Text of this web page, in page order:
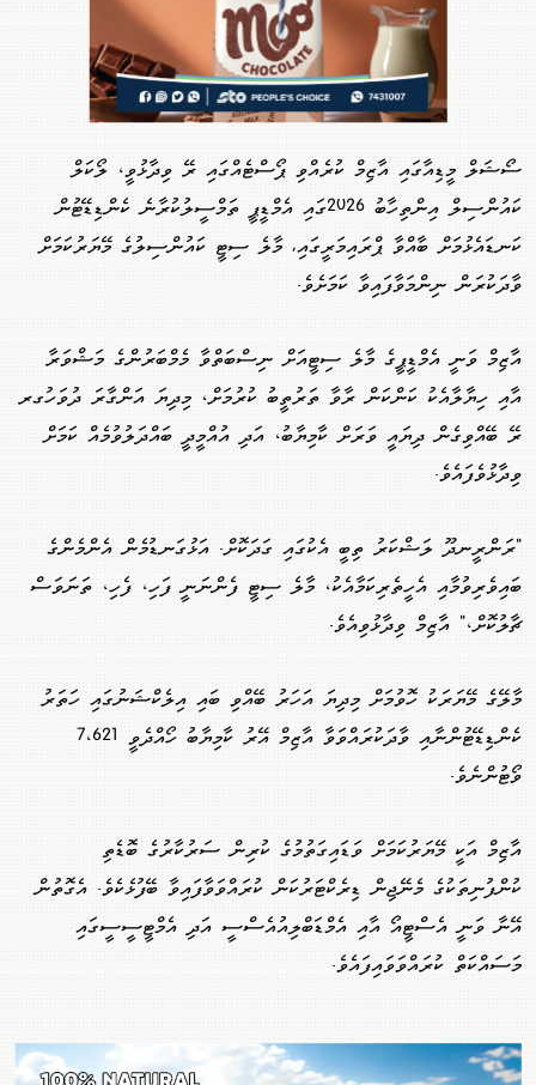
ސޯޝަލް މީޑިއާގައި އާޒިމް ކުރެއްވި ޕޯސްޓެއްގައި ރޭ ވިދާޅުވީ، ލޯކަލް
ކައުންސިލް އިންތިހާބު 2026ގައި އެމްޑީޕީ ތަމްސީލުކުރާނެ ކެންޑިޑޭޓުން
ކަނޑައެޅުމަށް ބާއްވާ ޕްރައިމަރީގައި, މާލެ ސިޓީ ކައުންސިލުގެ މޭޔަރުކަމަށް
ވާދަކުރަން ނިންމަވާފައިވާ ކަމަށެވެ.
އާޒިމް ވަނީ ‏އެމްޑީޕީގެ މާލެ ސިޓީއަށް ނިސްބަތްވާ މެމްބަރުންގެ މަޝްވަރާ
އާއި ހިޔާލާއެކު ކަންކަން ރާވާ ތަރުތީބު ކުރުމަށް، މިދިޔަ އަންގާރަ ދުވަހުގރ
ރޭ ބޭއްވިގެން ދިޔައީ ވަރަށް ކާމިޔާބު، އަދި އުއްމީދީ ބައްދަލުވުމެއް ކަމަށް
ވިދާޅުވެފައެވެ.
"‏ރަންރީނދޫ ލަޝްކަރު ތިބީ އެކުގައި ގަދަކޮށް. އަޅުގަނޑުމެން އެންމެންގެ
ބައިވެރިވުމާއި އެހީތެރިކަމާއެކު، މާލެ ސިޓީ ފެންނަނީ ފަހި، ފެހި، ތަނަވަސް
ޗާލުކޮށް،" އާޒިމް ވިދާޅުވިއެވެ.
މާލޭގެ މޭޔަރަކު ހޮވުމަށް މިދިޔަ އަހަރު ބޭއްވި ބައި އިލެކްޝަނުގައި ހަތަރު
ކެންޑިޑޭޓުންނާއި ވާދަކުރައްވަވާ އާޒިމް އޭރު ކާމިޔާބު ހޯއްދެވީ 7،621
ވޯޓުންނެވެ.
އާޒިމް އަކީ މޭޔަރުކަމަށް ވަޑައިގަތުމުގެ ކުރިން ސަރުކާރުގެ ބޮޑެތި
ކުންފުނިތަކުގެ މެނޭޖިން ޑިރެކްޓަރުކަން ކުރައްވަވާފައިވާ ބޭފުޅެކެވެ. އެގޮތުން
އޭނާ ވަނީ އެސްޓީއޯ އާއި އެމްޑަބްލިއުއެސްސީ އަދި އެމްޓީސީސީގައި
މަސައްކަތް ކުރައްވަވައިފައެވެ.